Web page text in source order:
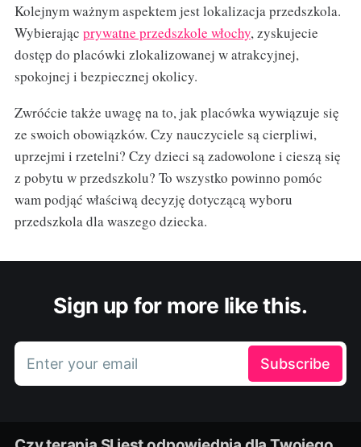
Kolejnym ważnym aspektem jest lokalizacja przedszkola.
Wybierając prywatne przedszkole włochy, zyskujecie
dostęp do placówki zlokalizowanej w atrakcyjnej,
spokojnej i bezpiecznej okolicy.
Zwróćcie także uwagę na to, jak placówka wywiązuje się
ze swoich obowiązków. Czy nauczyciele są cierpliwi,
uprzejmi i rzetelni? Czy dzieci są zadowolone i cieszą się
z pobytu w przedszkolu? To wszystko powinno pomóc
wam podjąć właściwą decyzję dotyczącą wyboru
przedszkola dla waszego dziecka.
Sign up for more like this.
Enter your email Subscribe